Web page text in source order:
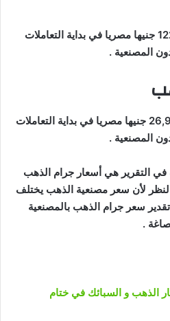
وسجل سعر الأونصة 122,991.01 جنيها مصريا في بداية التعاملات
المصنعية .
وسجل سعر الجنيه الذهب 26,960 جنيها مصريا في بداية التعاملات
المصنعية .
في التقرير هي أسعار جرام الذهب
لأن سعر مصنعية الذهب يختلف
سعر جرام الذهب بالمصنعية
.
الذهب و السبائك في ختام